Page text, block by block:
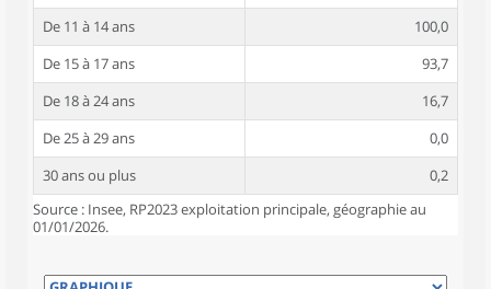
De 11 à 14 ans
100,0
De 15 à 17 ans
93,7
De 18 à 24 ans
16,7
De 25 à 29 ans
0,0
30 ans ou plus
0,2
Source : Insee, RP2023 exploitation principale, géographie au
01/01/2026.